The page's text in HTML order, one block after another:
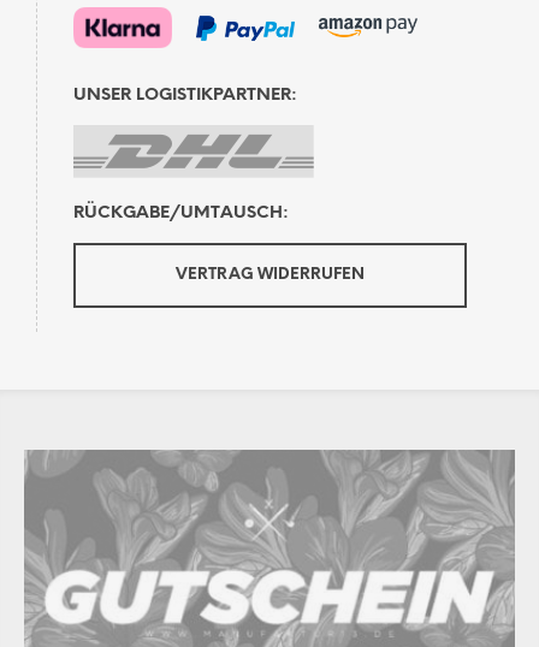
UNSER LOGISTIKPARTNER:
RÜCKGABE/UMTAUSCH:
VERTRAG WIDERRUFEN